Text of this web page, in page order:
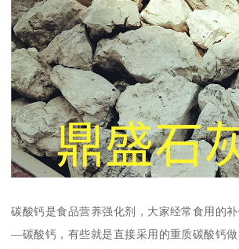
碳酸钙是食品营养强化剂，大家经常食用的
—碳酸钙，有些就是直接采用的重质碳酸钙